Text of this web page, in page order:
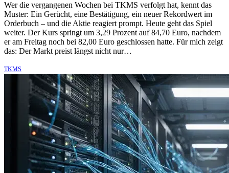
Wer die vergangenen Wochen bei TKMS verfolgt hat, kennt das
Muster: Ein Gerücht, eine Bestätigung, ein neuer Rekordwert im
Orderbuch – und die Aktie reagiert prompt. Heute geht das Spiel
weiter. Der Kurs springt um 3,29 Prozent auf 84,70 Euro, nachdem
er am Freitag noch bei 82,00 Euro geschlossen hatte. Für mich zeigt
das: Der Markt preist längst nicht nur…
TKMS